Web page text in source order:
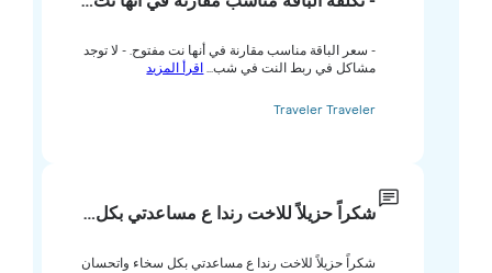
- سعر الباقة مناسب مقارنة في أنها نت مفتوح. - لا توجد
مشاكل في ربط النت في شب...اقرأ المزيد
Traveler Traveler
شكراً حزيلاً للاخت رندا ع مساعدتي بكل…
شكراً حزيلاً للاخت رندا ع مساعدتي بكل سخاء واتحسان